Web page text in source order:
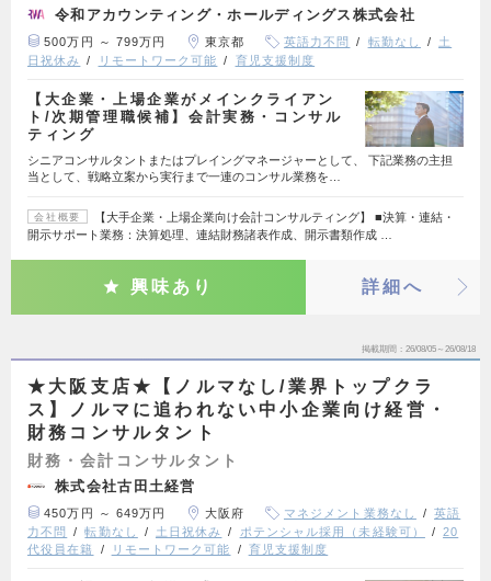
令和アカウンティング・ホールディングス株式会社
500万円 ～ 799万円 東京都 英語力不問 転勤なし
土
日祝休み
リモートワーク可能 育児支援制度
【大企業・上場企業がメインクライアン
ト/次期管理職候補】会計実務・コンサル
ティング
シニアコンサルタントまたはプレイングマネージャーとして、 下記業務の主担
当として、戦略立案から実行まで一連のコンサル業務を…
会社概要
【大手企業・上場企業向け会計コンサルティング】 ■決算・連結・
開示サポート業務：決算処理、連結財務諸表作成、開示書類作成 …
興味あり 詳細へ
掲載期間 26/08/05～26/08/18
★大阪支店★【ノルマなし/業界トップクラ
ス】ノルマに追われない中小企業向け経営・
財務コンサルタント
財務・会計コンサルタント
株式会社古田土経営
450万円 ～ 649万円 大阪府 マネジメント業務なし
英語
力不問
転勤なし 土日祝休み ポテンシャル採用（未経験可）
20
代役員在籍
リモートワーク可能 育児支援制度